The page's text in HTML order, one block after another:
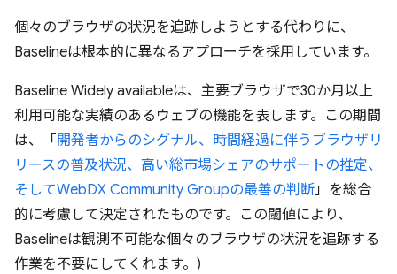
個々のブラウザの状況を追跡しようとする代わりに、
Baselineは根本的に異なるアプローチを採用しています。
Baseline Widely availableは、主要ブラウザで30か月以上
利用可能な実績のあるウェブの機能を表します。この期間
は、「 開発者からのシグナル、時間経過に伴うブラウザリ
リースの普及状況、高い総市場シェアのサポートの推定、
そしてWebDX Community Groupの最善の判断」を総合
的に考慮して決定されたものです。この閾値により、
Baselineは観測不可能な個々のブラウザの状況を追跡する
作業を不要にしてくれます。)